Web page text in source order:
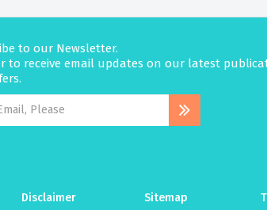
to our Newsletter.
to receive email updates on our latest
Disclaimer Sitemap